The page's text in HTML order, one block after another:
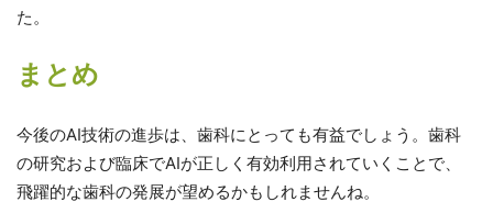
た。
まとめ
今後のAI技術の進歩は、歯科にとっても有益でしょう。歯科
の研究および臨床でAIが正しく有効利用されていくことで、
飛躍的な歯科の発展が望めるかもしれませんね。